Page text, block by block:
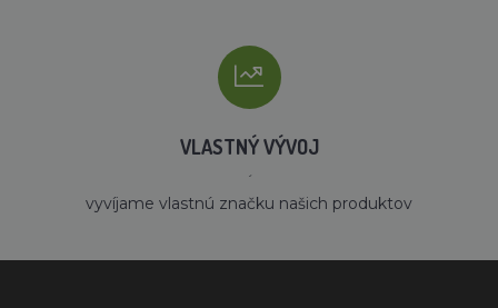
VLASTNÝ VÝVOJ
´
vyvíjame vlastnú značku našich produktov